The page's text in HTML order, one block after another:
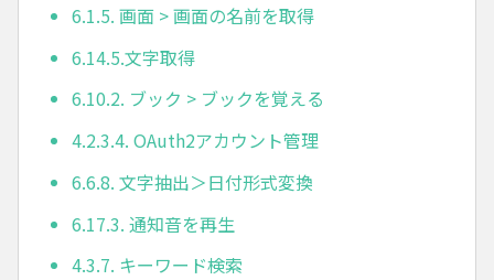
6.1.5. 画面 > 画面の名前を取得
6.14.5.文字取得
6.10.2. ブック > ブックを覚える
4.2.3.4. OAuth2アカウント管理
6.6.8. 文字抽出＞日付形式変換
6.17.3. 通知音を再生
4.3.7. キーワード検索